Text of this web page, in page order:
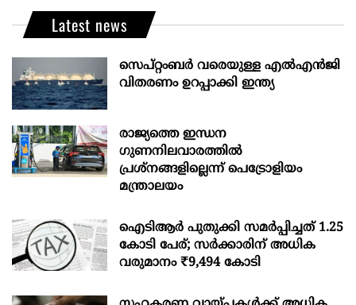
Latest news
സെപ്റ്റംബർ വരെയുള്ള എൽഎൻജി
വിതരണം ഉറപ്പാക്കി ഇന്ത്യ
രാജ്യത്തെ ഇന്ധന
ഗുണനിലവാരത്തില്‍
പ്രശ്‌നങ്ങളില്ലെന്ന് പെട്രോളിയം
മന്ത്രാലയം
ഐടിആര്‍ പുതുക്കി സമർപ്പിച്ചത് 1.25
കോടി പേര്; സർക്കാരിന് അധിക
വരുമാനം ₹9,494 കോടി